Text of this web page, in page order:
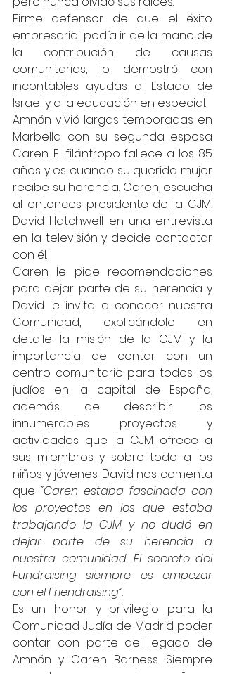
Firme defensor de que el éxito
empresarial podía ir de la mano de
la contribución de causas
comunitarias, lo demostró con
incontables ayudas al Estado de
Israel y a la educación en especial.
Amnón vivió largas temporadas en
Marbella con su segunda esposa
Caren. El filántropo fallece a los 85
años y es cuando su querida mujer
recibe su herencia. Caren, escucha
al entonces presidente de la CJM,
David Hatchwell en una entrevista
en la televisión y decide contactar
con él.
Caren le pide recomendaciones
para dejar parte de su herencia y
David le invita a conocer nuestra
Comunidad, explicándole en
detalle la misión de la CJM y la
importancia de contar con un
centro comunitario para todos los
judíos en la capital de España,
además de describir los
innumerables proyectos y
actividades que la CJM ofrece a
sus miembros y sobre todo a los
niños y jóvenes. David nos comenta
que “Caren estaba fascinada con
los proyectos en los que estaba
trabajando la CJM y no dudó en
dejar parte de su herencia a
nuestra comunidad. El secreto del
Fundraising siempre es empezar
con el Friendraising”.
Es un honor y privilegio para la
Comunidad Judía de Madrid poder
contar con parte del legado de
Amnón y Caren Barness. Siempre